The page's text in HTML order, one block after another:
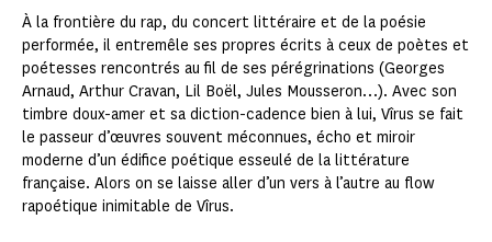
À la frontière du rap, du concert littéraire et de la poésie
performée, il entremêle ses propres écrits à ceux de poètes et
poétesses rencontrés au fil de ses pérégrinations (Georges
Arnaud, Arthur Cravan, Lil Boël, Jules Mousseron…). Avec son
timbre doux-amer et sa diction-cadence bien à lui, Vîrus se fait
le passeur d’œuvres souvent méconnues, écho et miroir
moderne d’un édifice poétique esseulé de la littérature
française. Alors on se laisse aller d’un vers à l’autre au flow
rapoétique inimitable de Vîrus.